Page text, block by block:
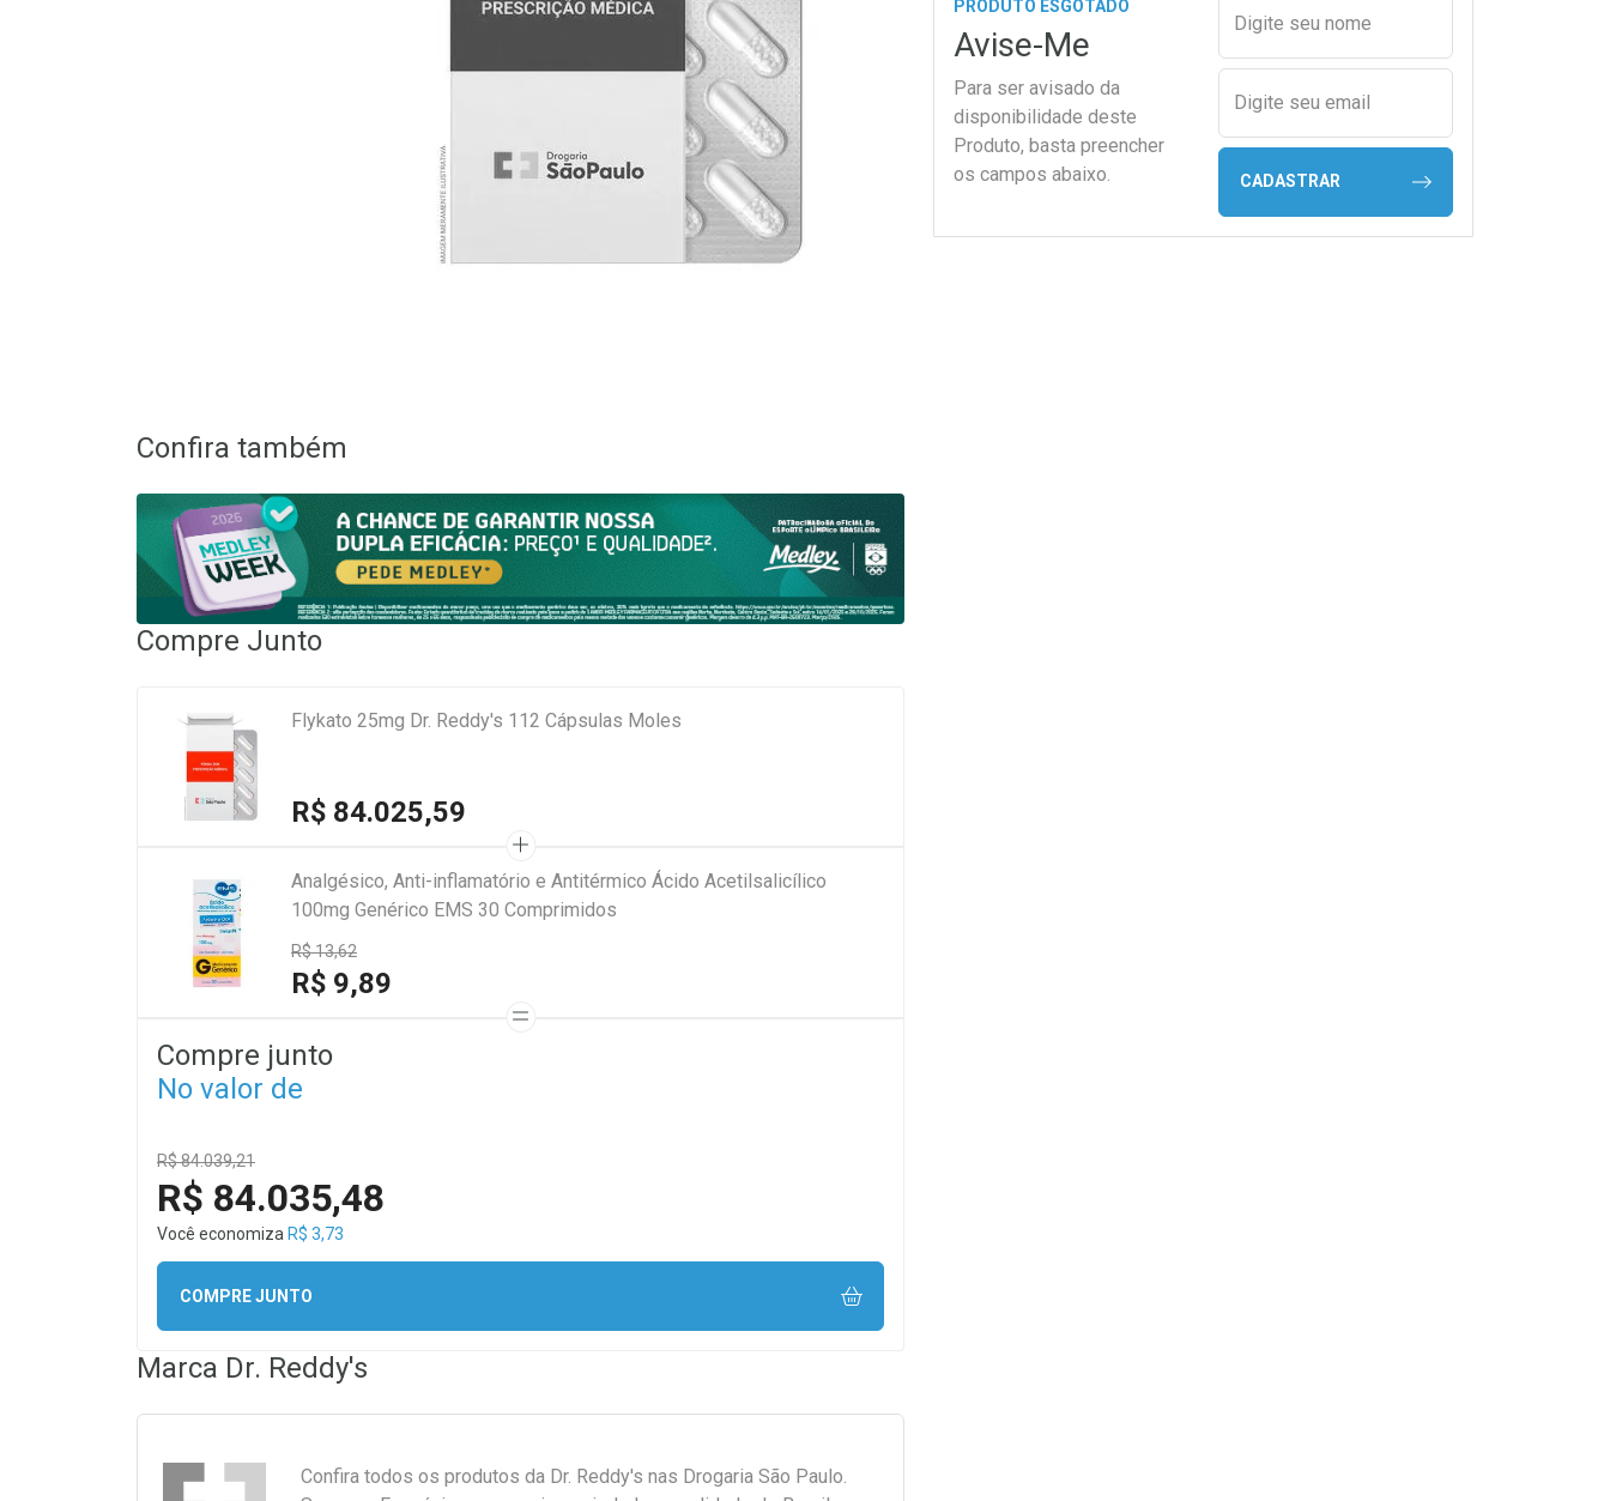
PRODUTO ESGOTADO
Avise-Me
Para ser avisado da
disponibilidade deste
Produto, basta preencher
os campos abaixo.
Preencher nome e email
Digite seu nome
Digite seu email
CADASTRAR
Confira também
Compre Junto
Flykato 25mg Dr. Reddy's 112 Cápsulas Moles
R$ 84.025,59
Analgésico, Anti-inflamatório e Antitérmico Ácido Acetilsalicílico
100mg Genérico EMS 30 Comprimidos
R$ 13,62
R$ 9,89
Compre junto
No valor de
R$ 84.039,21
R$ 84.035,48
Você economiza R$ 3,73
COMPRE JUNTO
Marca Dr. Reddy's
Confira todos os produtos da Dr. Reddy's nas Drogaria São Paulo.